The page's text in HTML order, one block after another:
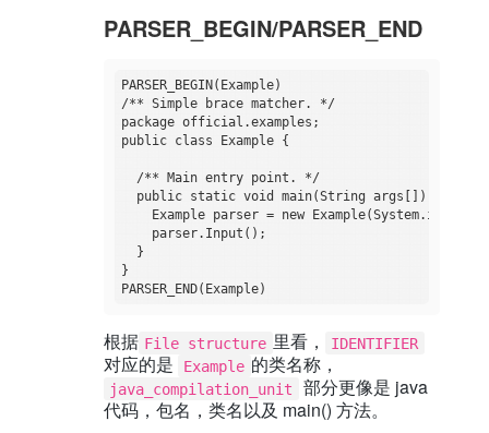
PARSER_BEGIN/PARSER_END
PARSER_BEGIN(Example)
/** Simple brace matcher. */
package official.examples;
public class Example {
  /** Main entry point. */
public static void main(String args[]) throws
    Example parser = new Example(System.in);
    parser.Input();
  }
}
根据 File structure 里看， IDENTIFIER
对应的是 Example 的类名称，
java_compilation_unit
部分更像是 java
代码，包名，类名以及 main() 方法。